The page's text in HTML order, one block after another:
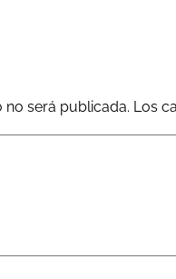
será publicada. Los